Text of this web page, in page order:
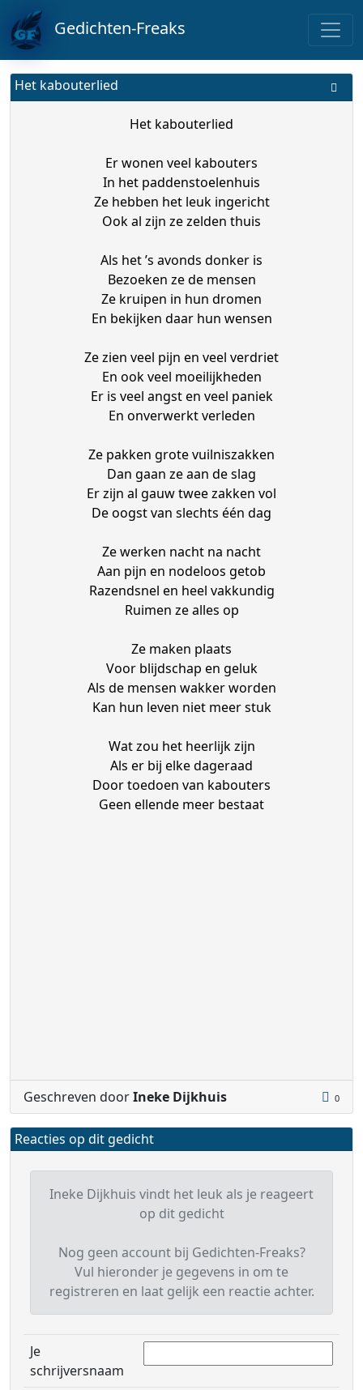
Gedichten-Freaks
Het kabouterlied
Het kabouterlied
Er wonen veel kabouters
In het paddenstoelenhuis
Ze hebben het leuk ingericht
Ook al zijn ze zelden thuis
Als het ’s avonds donker is
Bezoeken ze de mensen
Ze kruipen in hun dromen
En bekijken daar hun wensen
Ze zien veel pijn en veel verdriet
En ook veel moeilijkheden
Er is veel angst en veel paniek
En onverwerkt verleden
Ze pakken grote vuilniszakken
Dan gaan ze aan de slag
Er zijn al gauw twee zakken vol
De oogst van slechts één dag
Ze werken nacht na nacht
Aan pijn en nodeloos getob
Razendsnel en heel vakkundig
Ruimen ze alles op
Ze maken plaats
Voor blijdschap en geluk
Als de mensen wakker worden
Kan hun leven niet meer stuk
Wat zou het heerlijk zijn
Als er bij elke dageraad
Door toedoen van kabouters
Geen ellende meer bestaat
Geschreven doorIneke Dijkhuis 0
Reacties op dit gedicht
Ineke Dijkhuis vindt het leuk als je reageert
op dit gedicht
Nog geen account bij Gedichten-Freaks?
Vul hieronder je gegevens in om te
registreren en laat gelijk een reactie achter.
Je
schrijversnaam